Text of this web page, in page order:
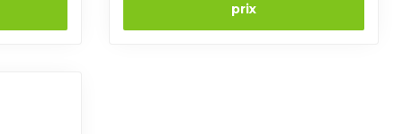
prix